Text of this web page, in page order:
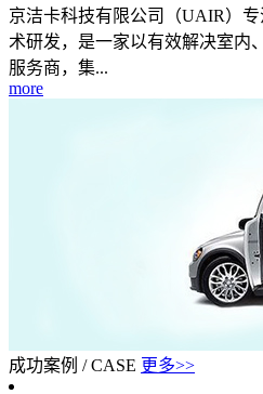
京洁卡科技有限公司（UAIR）
术研发，是一家以有效解决室内
服务商，集...
more
成功案例 / CASE 更多>>